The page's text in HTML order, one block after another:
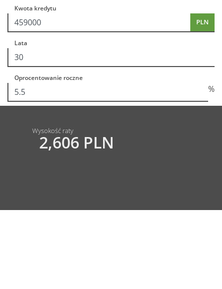
Kwota kredytu
PLN
Lata
Oprocentowanie roczne
%
Wysokość raty
2,606 PLN